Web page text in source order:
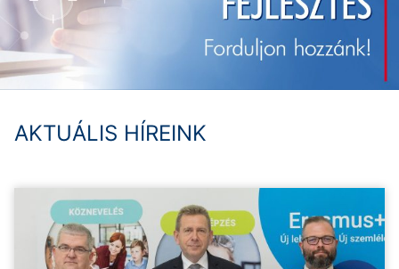
AKTUÁLIS HÍREINK